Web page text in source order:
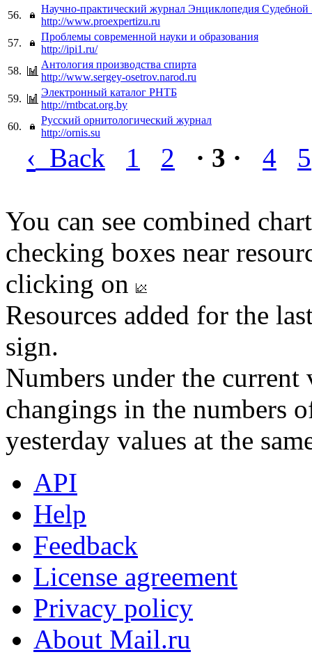
56.
Научно-практический журнал Энциклопедия Судебной
http://www.proexpertizu.ru
57.
Проблемы современной науки и образования
http://ipi1.ru/
58.
Антология производства спирта
http://www.sergey-osetrov.narod.ru
59.
Электронный каталог РНТБ
http://rntbcat.org.by
60.
Русский орнитологический журнал
http://ornis.su
‹ Back 1 2 · 3 · 4 5
You can see combined
checking boxes near
clicking on
Resources added for the
sign.
Numbers under the
changings in the numbers
yesterday values at the
API
Help
Feedback
License agreement
Privacy policy
About Mail.ru